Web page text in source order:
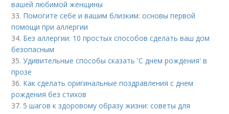
вашей любимой женщины
33. Помогите себе и вашим близким: основы первой
помощи при аллергии
34. Без аллергии: 10 простых способов сделать ваш дом
безопасным
35.Удивительные способы сказать 'С днем рождения' в
прозе
36. Как сделать оригинальные поздравления с днем
рождения без стихов
37. 5 шагов к здоровому образу жизни: советы для